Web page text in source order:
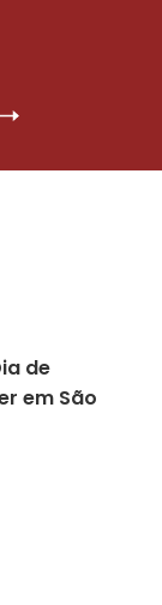
de
em São